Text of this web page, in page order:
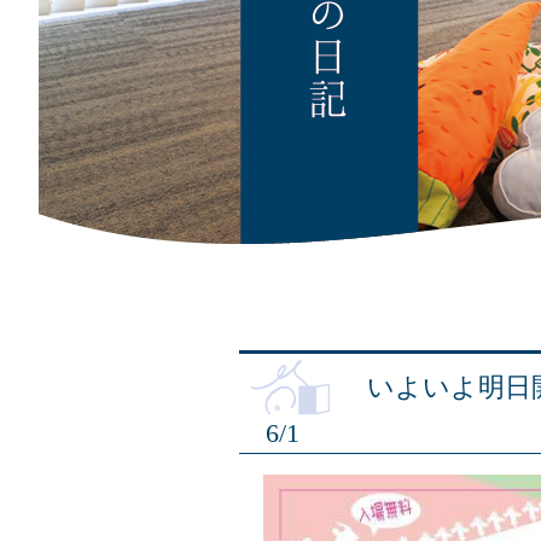
6/1
いよいよ明